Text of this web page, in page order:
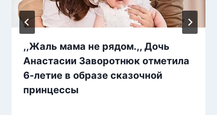
,,Жаль мама не рядом.,, Дочь
Анастасии Заворотнюк отметила
6-летие в образе сказочной
принцессы